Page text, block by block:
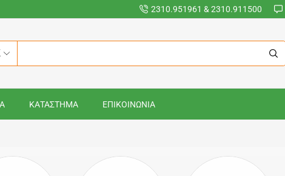
2310.951961 & 2310.911500
ΚΑΤΑΣΤΗΜΑ ΕΠΙΚΟΙΝΩΝΙΑ